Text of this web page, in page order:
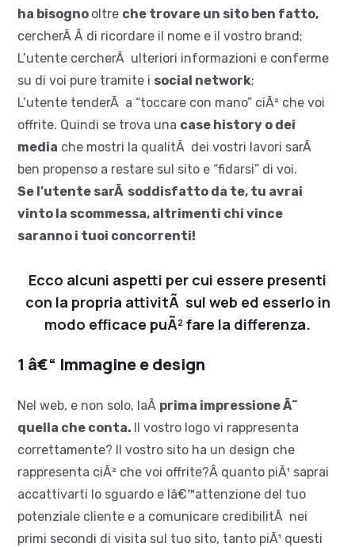
ha bisogno oltre che trovare un sito ben fatto,
cercherÃ Â di ricordare il nome e il vostro brand;
L’utente cercherÃ ulteriori informazioni e conferme
su di voi pure tramite i social network;
L’utente tenderÃ a “toccare con mano” ciÃ² che voi
offrite. Quindi se trova una case history o dei
media che mostri la qualitÃ dei vostri lavori sarÃ
ben propenso a restare sul sito e “fidarsi” di voi.
Se l’utente sarÃ soddisfatto da te, tu avrai
vinto la scommessa, altrimenti chi vince
saranno i tuoi concorrenti!
Ecco alcuni aspetti per cui essere presenti
con la propria attivitÃ sul web ed esserlo in
modo efficace puÃ² fare la differenza.
1 â€“ Immagine e design
Nel web, e non solo, laÂ prima impressione Ã¨
quella che conta. Il vostro logo vi rappresenta
correttamente? Il vostro sito ha un design che
rappresenta ciÃ² che voi offrite?Â quanto piÃ¹ saprai
accattivarti lo sguardo e lâ€™attenzione del tuo
potenziale cliente e a comunicare credibilitÃ nei
primi secondi di visita sul tuo sito, tanto piÃ¹ questi